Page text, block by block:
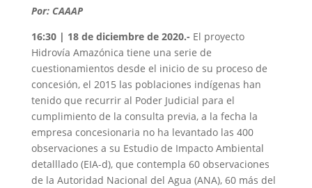
Por: CAAAP
16:30 | 18 de diciembre de 2020.- El proyecto
Hidrovía Amazónica tiene una serie de
cuestionamientos desde el inicio de su proceso de
concesión, el 2015 las poblaciones indígenas han
tenido que recurrir al Poder Judicial para el
cumplimiento de la consulta previa, a la fecha la
empresa concesionaria no ha levantado las 400
observaciones a su Estudio de Impacto Ambiental
detalllado (EIA-d), que contempla 60 observaciones
de la Autoridad Nacional del Agua (ANA), 60 más del